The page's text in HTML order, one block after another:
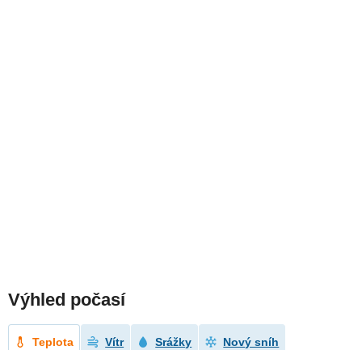
Výhled počasí
Teplota Vítr Srážky Nový sníh